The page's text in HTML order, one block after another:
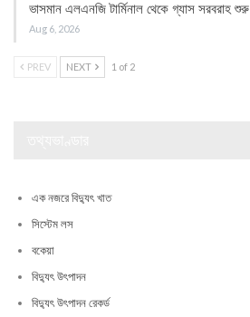
ভাসমান এলএনজি টার্মিনাল থেকে গ্যাস সরবরাহ শুরু
Aug 6, 2026
PREV NEXT 1 of 2
এক নজরে বিদ্যুৎ খাত
সিস্টেম লস
বকেয়া
বিদ্যুৎ উৎপাদন
বিদ্যুৎ উৎপাদন রেকর্ড